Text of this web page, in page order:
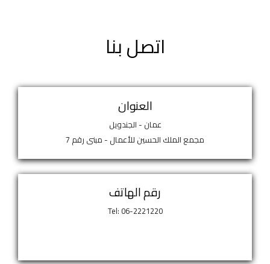
اتصل بنا
العنوان
عمان - الجندويل
مجمع الملك الحسين للأعمال - مبنى رقم 7
رقم الهاتف
Tel: 06-2221220